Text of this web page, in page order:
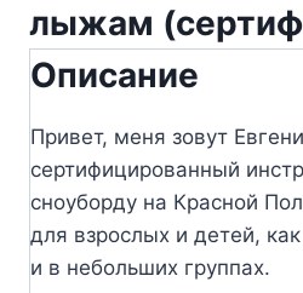
лыжам
Описание
Привет, меня зовут
сертифицированный
сноуборду на Красной
для взрослых и детей,
и в небольших группах.